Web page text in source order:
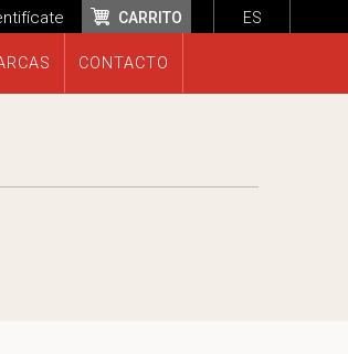
ES
CARRITO
CONTACTO